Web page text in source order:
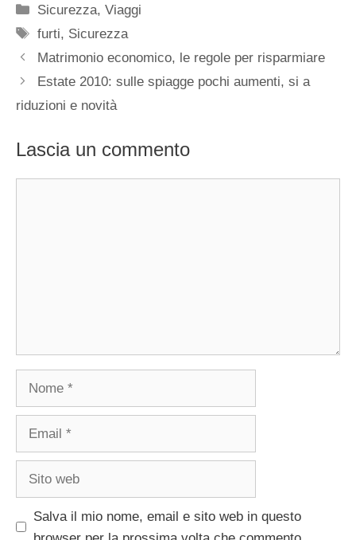
Categorie
Sicurezza,Viaggi
Tag
furti, Sicurezza
Matrimonio economico, le regole per risparmiare
Estate 2010: sulle spiagge pochi aumenti, si a
riduzioni e novità
Lascia un commento
Salva il mio nome, email e sito web in questo